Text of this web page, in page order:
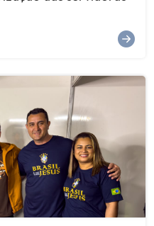
Thomas, prestigiou os
com a inclusão,
a oportunidade de
um futuro melhor.
esforço,
investir em educação
de Sete Barras."A
agradeceu ao SESI,
e ampliação da
aos professores, à
de Educação e a todos
para que esse
transformar a vida de